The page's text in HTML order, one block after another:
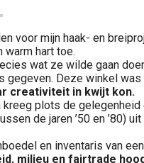
voor mijn haak- en
warm hart toe.
wat ze wilde gaan
gegeven. Deze winkel
creativiteit in kwijt kon.
plots de
de jaren ’50 en ’80)
en inventaris van een
milieu en fairtrade